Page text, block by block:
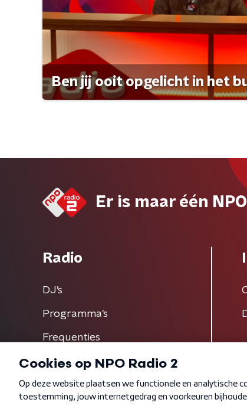
Ben jij ooit opgelicht in het
Er is maar één
Radio
DJ’s
Programma's
Frequenties
Algemene voorwaarden Privacybeleid